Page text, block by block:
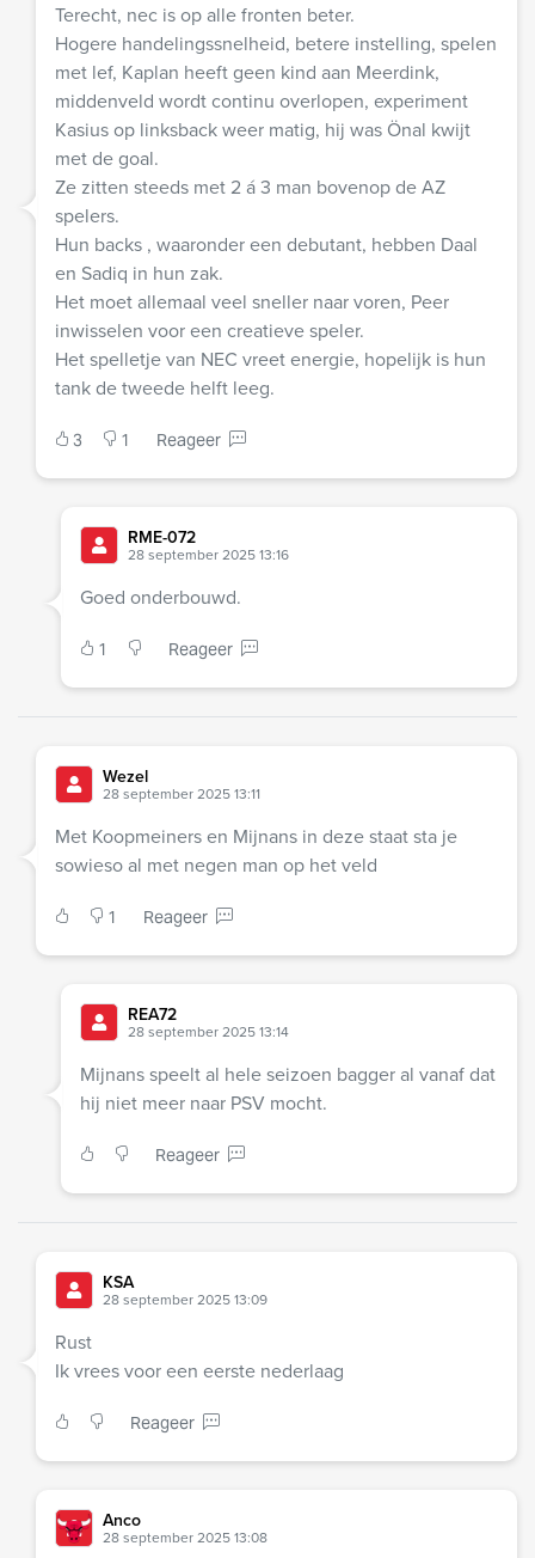
Terecht, nec is op alle fronten beter.
Hogere handelingssnelheid, betere instelling, spelen
met lef, Kaplan heeft geen kind aan Meerdink,
middenveld wordt continu overlopen, experiment
Kasius op linksback weer matig, hij was Önal kwijt
met de goal.
Ze zitten steeds met 2 á 3 man bovenop de AZ
spelers.
Hun backs , waaronder een debutant, hebben Daal
en Sadiq in hun zak.
Het moet allemaal veel sneller naar voren, Peer
inwisselen voor een creatieve speler.
Het spelletje van NEC vreet energie, hopelijk is hun
tank de tweede helft leeg.
3 1 Reageer
RME-072
28 september 2025 13:16
Goed onderbouwd.
1 Reageer
Wezel
28 september 2025 13:11
Met Koopmeiners en Mijnans in deze staat sta je
sowieso al met negen man op het veld
1 Reageer
REA72
28 september 2025 13:14
Mijnans speelt al hele seizoen bagger al vanaf dat
hij niet meer naar PSV mocht.
Reageer
KSA
28 september 2025 13:09
Rust
Ik vrees voor een eerste nederlaag
Reageer
Anco
28 september 2025 13:08